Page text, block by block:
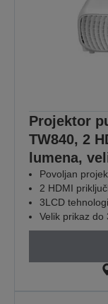
Projektor
TW840, 2
lumena,
Povoljan
2 HDMI
3LCD
Velik prikaz do